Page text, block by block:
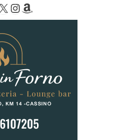
Instagram
Amazon